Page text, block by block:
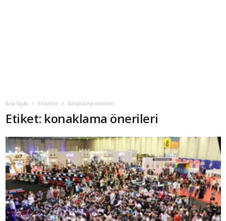
Ana Sayfa Etiketler Konaklama önerileri
Etiket: konaklama önerileri